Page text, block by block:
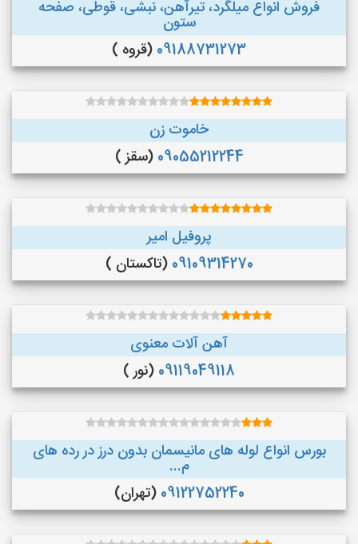
فروش انواع میلگرد، تیرآهن، نبشی، قوطی، صفحه
ستون
09188731273 (قروه )
خاموت زن
09055212244 (سقز )
پروفیل امیر
09109314270 (تاکستان )
آهن آلات معنوی
09119049118 (نور )
بورس انواع لوله های مانیسمان بدون درز در رده های
م...
09122752240 (تهران)